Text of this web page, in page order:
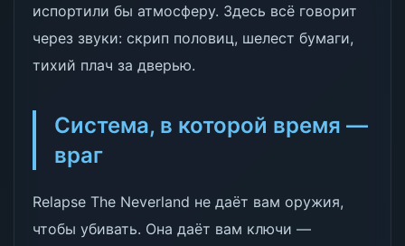
испортили бы атмосферу. Здесь всё говорит
через звуки: скрип половиц, шелест бумаги,
тихий плач за дверью.
Система, в которой время —
враг
Relapse The Neverland не даёт вам оружия,
чтобы убивать. Она даёт вам ключи —